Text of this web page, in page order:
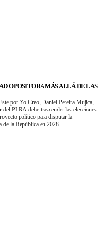
OPOSITORA MÁS ALLÁ DE LAS
por Yo Creo, Daniel Pereira Mujica,
del PLRA debe trascender las elecciones
político para disputar la
de la República en 2028.